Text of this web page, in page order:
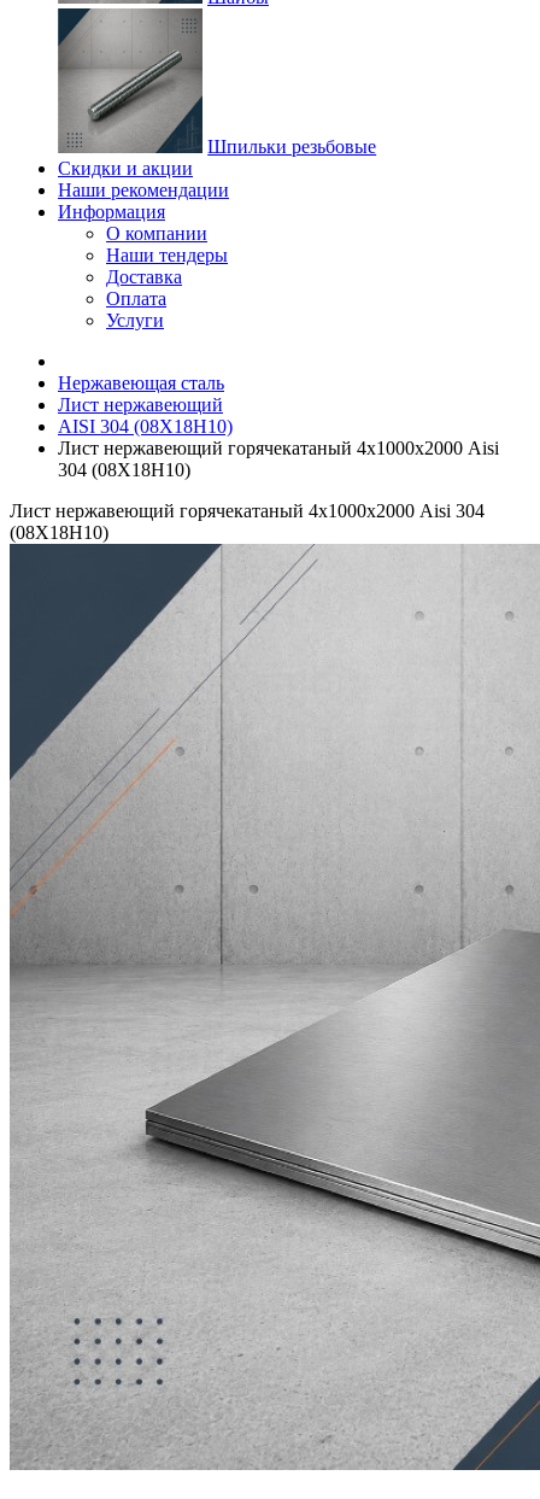
Шпильки резьбовые
Скидки и акции
Наши рекомендации
Информация
О компании
Наши тендеры
Доставка
Оплата
Услуги
Нержавеющая сталь
Лист нержавеющий
AISI 304 (08Х18Н10)
Лист нержавеющий горячекатаный 4х1000х2000 Aisi
304 (08Х18Н10)
Лист нержавеющий горячекатаный 4х1000х2000 Aisi 304
(08Х18Н10)